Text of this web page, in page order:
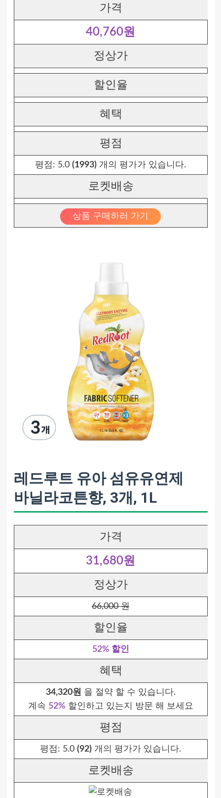
가격
40,760원
정상가
할인율
혜택
평점
평점: 5.0 (1993) 개의 평가가 있습니다.
로켓배송
상품 구매하러 가기
레드루트 유아 섬유유연제
바닐라코튼향, 3개, 1L
가격
31,680원
정상가
66,000 원
할인율
52% 할인
혜택
34,320원 을 절약 할 수 있습니다.
계속 52% 할인하고 있는지 방문 해 보세요
평점
평점: 5.0 (92) 개의 평가가 있습니다.
로켓배송